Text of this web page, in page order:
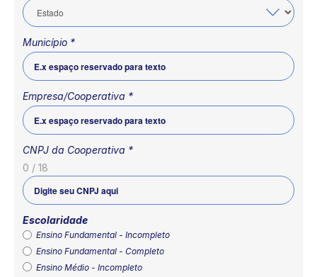
Município *
Empresa/Cooperativa *
CNPJ da Cooperativa *
0 / 18
Escolaridade
Ensino Fundamental - Incompleto
Ensino Fundamental - Completo
Ensino Médio - Incompleto